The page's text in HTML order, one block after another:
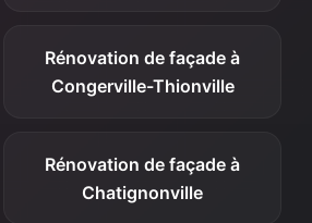
Rénovation de façade à
Congerville-Thionville
Rénovation de façade à
Chatignonville